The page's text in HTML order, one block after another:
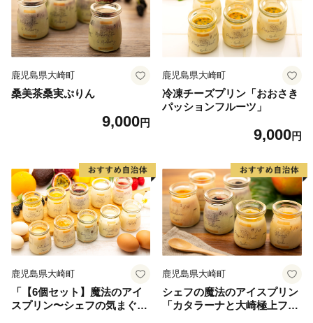
鹿児島県大崎町
桑美茶桑実ぷりん
9,000円
鹿児島県大崎町
冷凍チーズプリン「おおさき
パッションフルーツ」
9,000円
鹿児島県大崎町
「【6個セット】魔法のアイ
スプリン〜シェフの気まぐれ
鹿児島県大崎町
シェフの魔法のアイスプリン
「カタラーナと大崎極上フル